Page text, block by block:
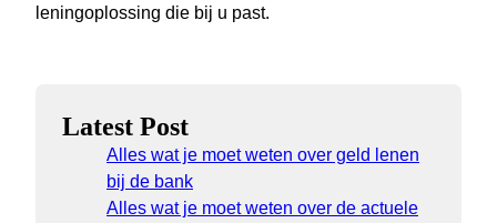
leningoplossing die bij u past.
Latest Post
Alles wat je moet weten over geld lenen
bij de bank
Alles wat je moet weten over de actuele